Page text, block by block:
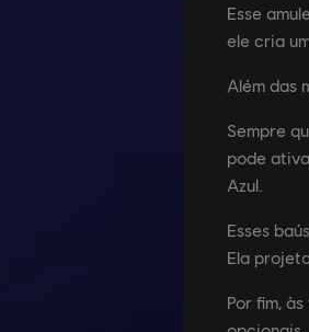
Esse
ele cria
Além das
Sempre
pode
Azul.
Esses
Ela
Por fim,